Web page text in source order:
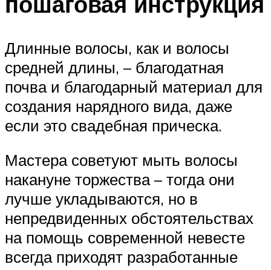
Длинные волосы, как и волосы
средней длины, – благодатная
почва и благодарный материал для
создания нарядного вида, даже
если это свадебная прическа.
Мастера советуют мыть волосы
накануне торжества – тогда они
лучше укладываются, но в
непредвиденных обстоятельствах
на помощь современной невесте
всегда приходят разработанные